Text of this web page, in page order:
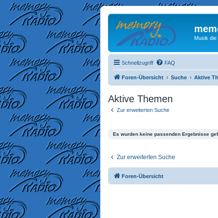
Musik die
Schnellzugriff FAQ
Foren-Übersicht Suche Aktive
Aktive Themen
Zur erweiterten Suche
Es wurden keine passenden Ergebnisse
Zur erweiterten Suche
Foren-Übersicht